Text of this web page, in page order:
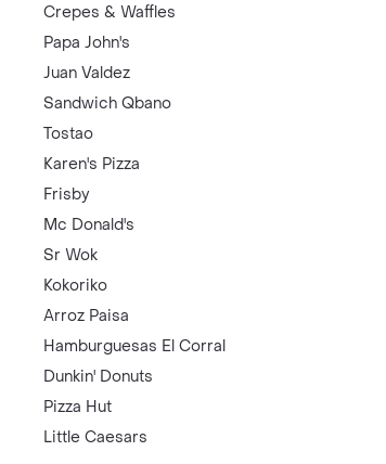
Crepes & Waffles
Papa John's
Juan Valdez
Sandwich Qbano
Tostao
Karen's Pizza
Frisby
Mc Donald's
Sr Wok
Kokoriko
Arroz Paisa
Hamburguesas El Corral
Dunkin' Donuts
Pizza Hut
Little Caesars